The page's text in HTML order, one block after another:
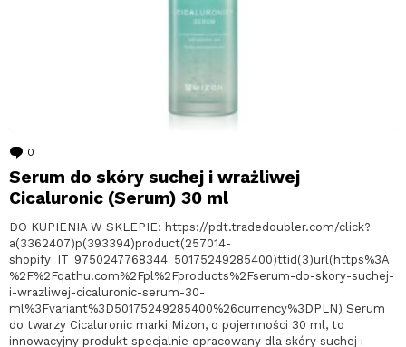
0
Serum do skóry suchej i wrażliwej
Cicaluronic (Serum) 30 ml
DO KUPIENIA W SKLEPIE: https://pdt.tradedoubler.com/click?
a(3362407)p(393394)product(257014-
shopify_IT_9750247768344_50175249285400)ttid(3)url(https%3A
%2F%2Fqathu.com%2Fpl%2Fproducts%2Fserum-do-skory-suchej-
i-wrazliwej-cicaluronic-serum-30-
ml%3Fvariant%3D50175249285400%26currency%3DPLN) Serum
do twarzy Cicaluronic marki Mizon, o pojemności 30 ml, to
innowacyjny produkt specjalnie opracowany dla skóry suchej i